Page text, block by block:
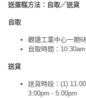
送蛋糕方法：自取／送貨
自取
觀塘工業中心一期6
自取時間：
送貨
送貨時段：(1)
3:00pm - 5:00pm